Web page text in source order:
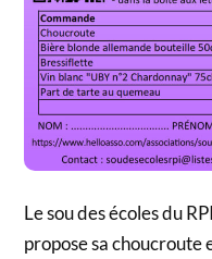
Le sou des écoles du
propose sa